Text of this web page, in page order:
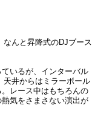
なんと昇降式のDJブース
いるが、インターバル
天井からはミラーボール
レース中はもちろんの
気をさまさない演出が